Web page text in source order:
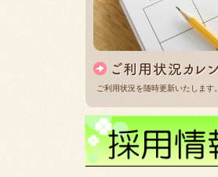
ご利用状況を随時更新いたします。